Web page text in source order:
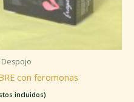
con feromonas
incluidos)